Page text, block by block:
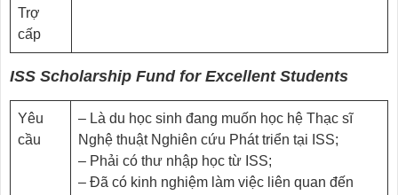
Trợ
cấp
ISS Scholarship Fund for Excellent Students
Yêu
cầu
– Là du học sinh đang muốn học hệ Thạc sĩ
Nghệ thuật Nghiên cứu Phát triển tại ISS;
– Phải có thư nhập học từ ISS;
– Đã có kinh nghiệm làm việc liên quan đến